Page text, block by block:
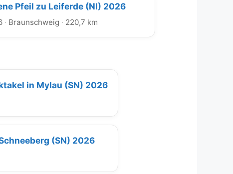
Pfeil zu Leiferde (NI) 2026
· Braunschweig · 220,7 km
in Mylau (SN) 2026
(SN) 2026